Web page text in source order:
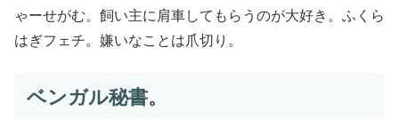
ゃーせがむ。飼い主に肩車してもらうのが大好き。ふくら
はぎフェチ。嫌いなことは爪切り。
ベンガル秘書。